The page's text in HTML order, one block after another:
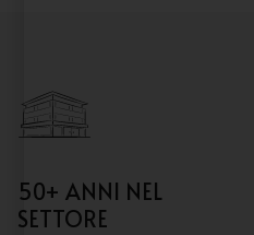
50+ ANNI NEL
SETTORE